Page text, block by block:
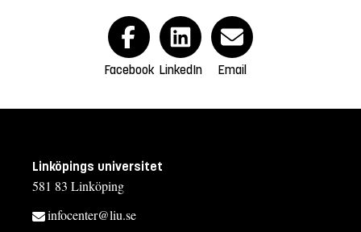
Facebook LinkedIn Email
Linköpings universitet
581 83 Linköping
infocenter@liu.se